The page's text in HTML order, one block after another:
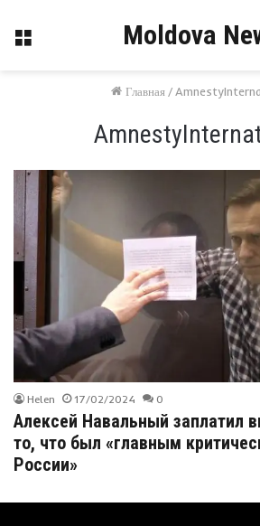
Меню Moldova
Главная /
Helen 17/02/2024 0
Алексей Навальный заплатил
то, что был «главным
России»